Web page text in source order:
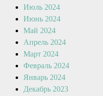
Июль 2024
Июнь 2024
Май 2024
Апрель 2024
Март 2024
Февраль 2024
Январь 2024
Декабрь 2023